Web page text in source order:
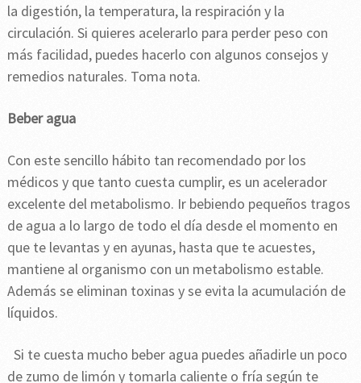
la digestión, la temperatura, la respiración y la
circulación. Si quieres acelerarlo para perder peso con
más facilidad, puedes hacerlo con algunos consejos y
remedios naturales. Toma nota.
Beber agua
Con este sencillo hábito tan recomendado por los
médicos y que tanto cuesta cumplir, es un acelerador
excelente del metabolismo. Ir bebiendo pequeños tragos
de agua a lo largo de todo el día desde el momento en
que te levantas y en ayunas, hasta que te acuestes,
mantiene al organismo con un metabolismo estable.
Además se eliminan toxinas y se evita la acumulación de
líquidos.
Si te cuesta mucho beber agua puedes añadirle un poco
de zumo de limón y tomarla caliente o fría según te